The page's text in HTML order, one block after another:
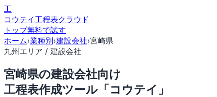
工
コウテイ工程表クラウド
トップ無料で試す
ホーム›業種別›建設会社›宮崎県
九州エリア / 建設会社
宮崎県の建設会社向け
工程表作成ツール「コウテイ」